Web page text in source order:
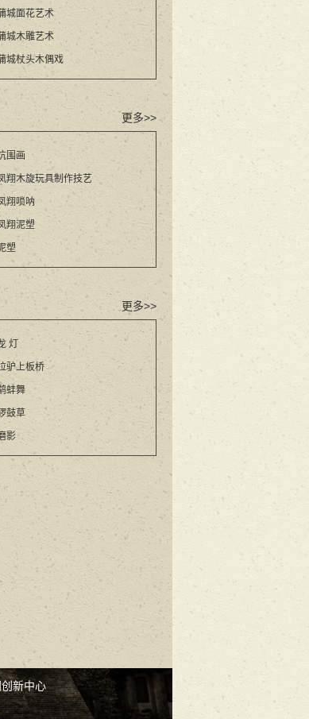
城面花艺术
城木雕艺术
城杖头木偶戏
更多>>
围画
翔木旋玩具制作技艺
翔唢呐
翔泥塑
塑
更多>>
灯
驴上板桥
蚌舞
鼓草
影
新中心